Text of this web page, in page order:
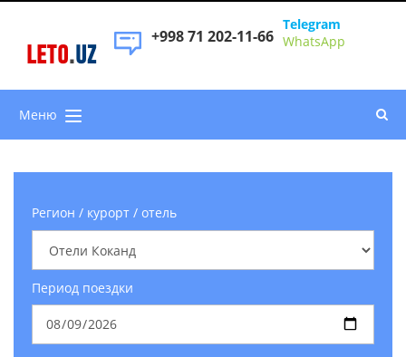
LETO.UZ
+998 71 202-11-66
Telegram
WhatsApp
Меню
Регион / курорт / отель
Период поездки